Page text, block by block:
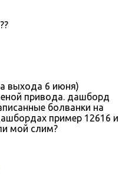
выхода 6 июня)
привода. дашборд
болванки на
пример 12616 и
мой слим?